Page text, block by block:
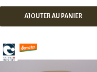
AJOUTER AU PANIER